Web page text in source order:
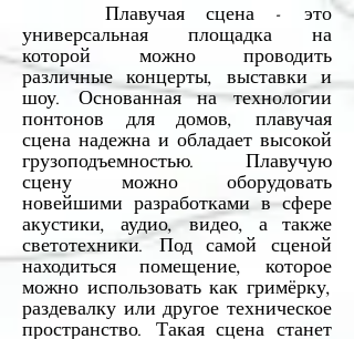
Плавучая сцена - это
универсальная площадка на
которой можно проводить
различные концерты, выставки и
шоу. Основанная на технологии
понтонов для домов, плавучая
сцена надежна и обладает высокой
грузоподъемностью. Плавучую
сцену можно оборудовать
новейшими разработками в сфере
акустики, аудио, видео, а также
светотехники. Под самой сценой
находиться помещение, которое
можно использовать как гримёрку,
раздевалку или другое техническое
пространство. Такая сцена станет